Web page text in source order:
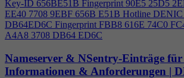
Key-ID 656BE51B Fingerprint 90E5 25D5
EE40 7708 9EBF 656B E51B Hotline
DB64ED6C Fingerprint FBB8 616E 74C0
A4A8 3708 DB64 ED6C
Nameserver & NSentry-Einträge für
Informationen & Anforderungen |